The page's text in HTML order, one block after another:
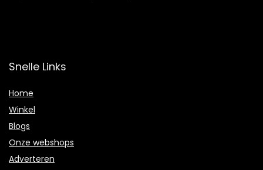
Snelle Links
Home
Winkel
Blogs
Onze webshops
Adverteren